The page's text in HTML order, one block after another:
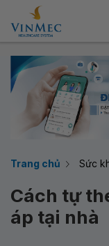
Trang chủ Sức
Cách tự
áp tại nhà